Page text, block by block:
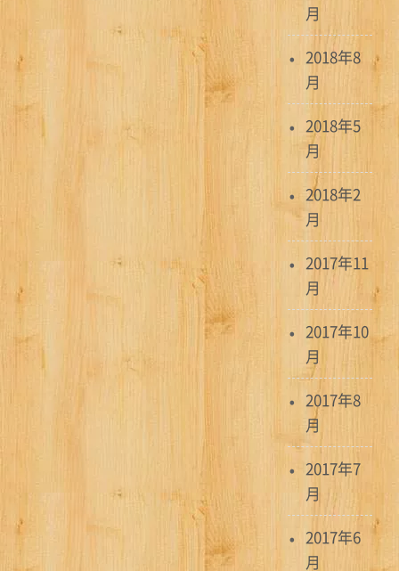
月
2018年8
月
2018年5
月
2018年2
月
2017年11
月
2017年10
月
2017年8
月
2017年7
月
2017年6
月